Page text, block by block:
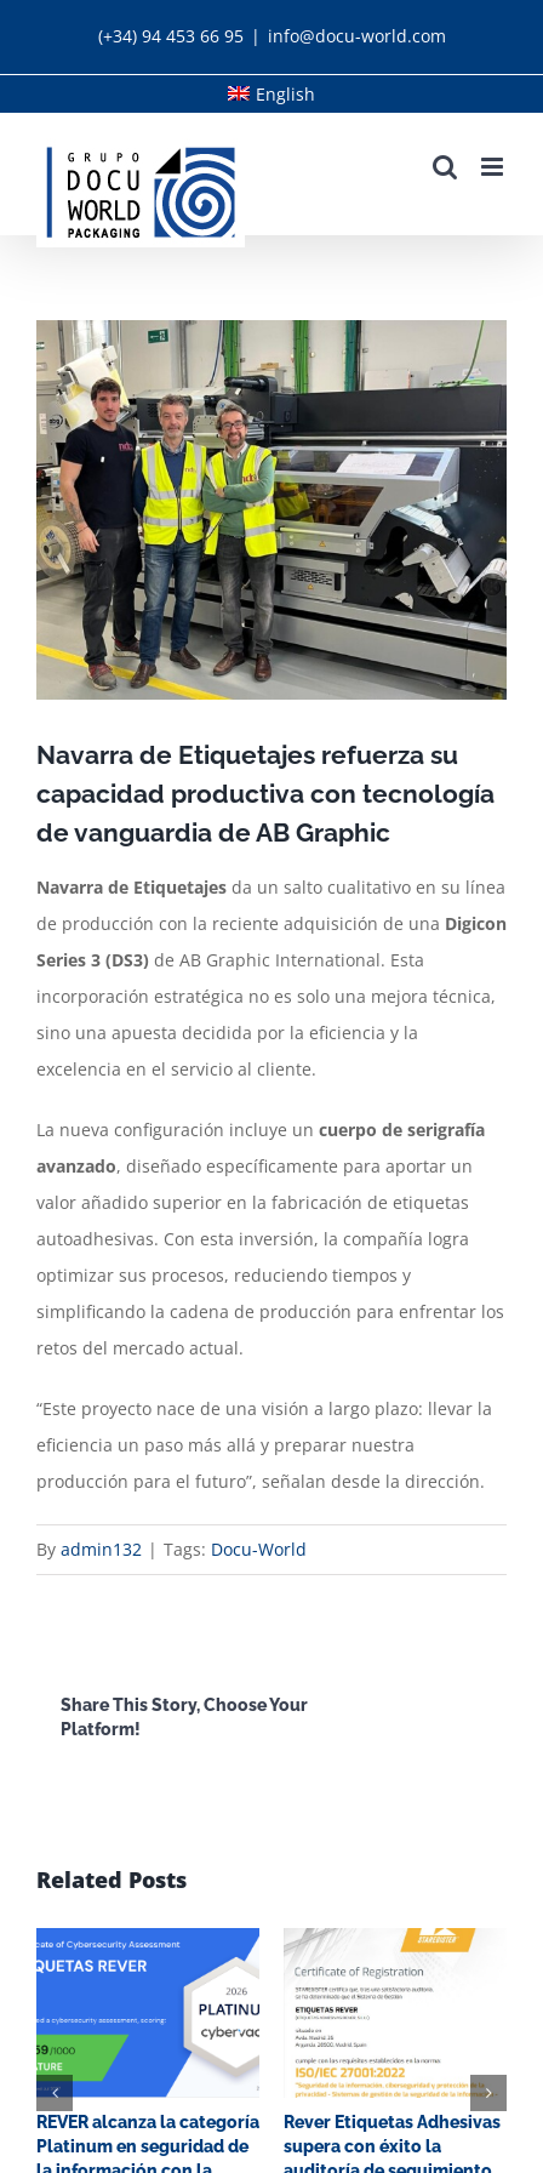
(+34) 94 453 66 95 | info@docu-world.com
English
Navarra de Etiquetajes refuerza su
capacidad productiva con tecnología
de vanguardia de AB Graphic
Navarra de Etiquetajes da un salto cualitativo en su línea
de producción con la reciente adquisición de una Digicon
Series 3 (DS3) de AB Graphic International. Esta
incorporación estratégica no es solo una mejora técnica,
sino una apuesta decidida por la eficiencia y la
excelencia en el servicio al cliente.
La nueva configuración incluye un cuerpo de serigrafía
avanzado, diseñado específicamente para aportar un
valor añadido superior en la fabricación de etiquetas
autoadhesivas. Con esta inversión, la compañía logra
optimizar sus procesos, reduciendo tiempos y
simplificando la cadena de producción para enfrentar los
retos del mercado actual.
“Este proyecto nace de una visión a largo plazo: llevar la
eficiencia un paso más allá y preparar nuestra
producción para el futuro”, señalan desde la dirección.
By admin132 | Tags: Docu-World
Share This Story, Choose Your
Platform!
Related Posts
REVER alcanza la categoría
Platinum en seguridad de
Rever Etiquetas Adhesivas
supera con éxito la